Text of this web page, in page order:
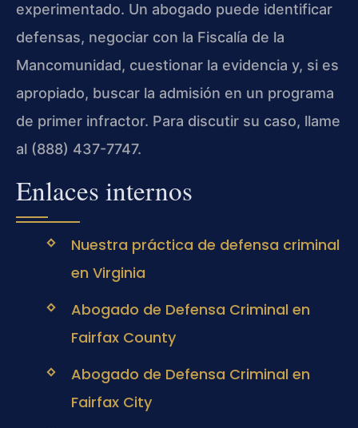
experimentado. Un abogado puede identificar
defensas, negociar con la Fiscalía de la
Mancomunidad, cuestionar la evidencia y, si es
apropiado, buscar la admisión en un programa
de primer infractor. Para discutir su caso, llame
al (888) 437-7747.
Enlaces internos
Nuestra práctica de defensa criminal
en Virginia
Abogado de Defensa Criminal en
Fairfax County
Abogado de Defensa Criminal en
Fairfax City